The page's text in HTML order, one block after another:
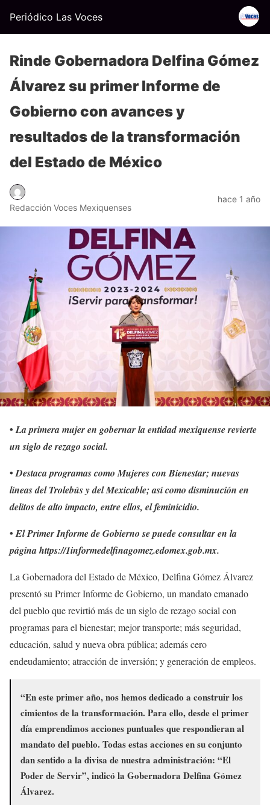
Periódico Las Voces
Rinde Gobernadora Delfina Gómez
Álvarez su primer Informe de
Gobierno con avances y
resultados de la transformación
del Estado de México
Redacción Voces Mexiquenses
hace 1 año
•La primera mujer en gobernar la entidad mexiquense revierte
un siglo de rezago social.
•Destaca programas como Mujeres con Bienestar; nuevas
líneas del Trolebús y del Mexicable; así como disminución en
delitos de alto impacto, entre ellos, el feminicidio.
•El Primer Informe de Gobierno se puede consultar en la
página https://1informedelfinagomez.edomex.gob.mx.
La Gobernadora del Estado de México, Delfina Gómez Álvarez
presentó su Primer Informe de Gobierno, un mandato emanado
del pueblo que revirtió más de un siglo de rezago social con
programas para el bienestar; mejor transporte; más seguridad,
educación, salud y nueva obra pública; además cero
endeudamiento; atracción de inversión; y generación de empleos.
“En este primer año, nos hemos dedicado a construir los
cimientos de la transformación. Para ello, desde el primer
día emprendimos acciones puntuales que respondieran al
mandato del pueblo. Todas estas acciones en su conjunto
dan sentido a la divisa de nuestra administración: “El
Poder de Servir”, indicó la Gobernadora Delfina Gómez
Álvarez.